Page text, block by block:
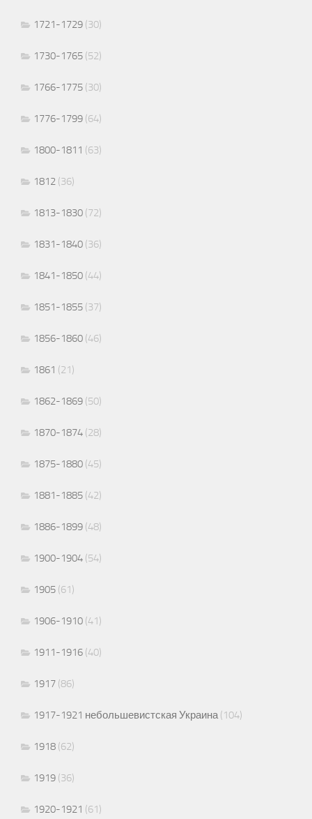
1721-1729 (30)
1730-1765 (52)
1766-1775 (30)
1776-1799 (64)
1800-1811 (63)
1812 (36)
1813-1830 (72)
1831-1840 (36)
1841-1850 (44)
1851-1855 (37)
1856-1860 (46)
1861 (21)
1862-1869 (50)
1870-1874 (28)
1875-1880 (45)
1881-1885 (42)
1886-1899 (48)
1900-1904 (54)
1905 (61)
1906-1910 (41)
1911-1916 (40)
1917 (86)
1917-1921 небольшевистская Украина(104)
1918 (62)
1919 (36)
1920-1921 (61)